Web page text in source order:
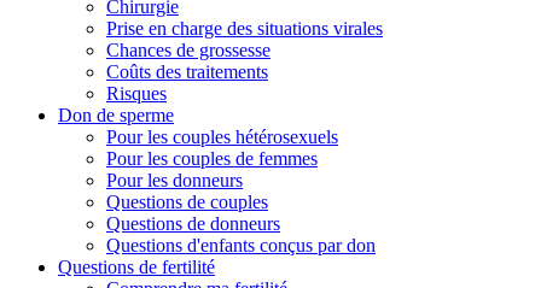
Chirurgie
Prise en charge des situations virales
Chances de grossesse
Coûts des traitements
Risques
Don de sperme
Pour les couples hétérosexuels
Pour les couples de femmes
Pour les donneurs
Questions de couples
Questions de donneurs
Questions d'enfants conçus par don
Questions de fertilité